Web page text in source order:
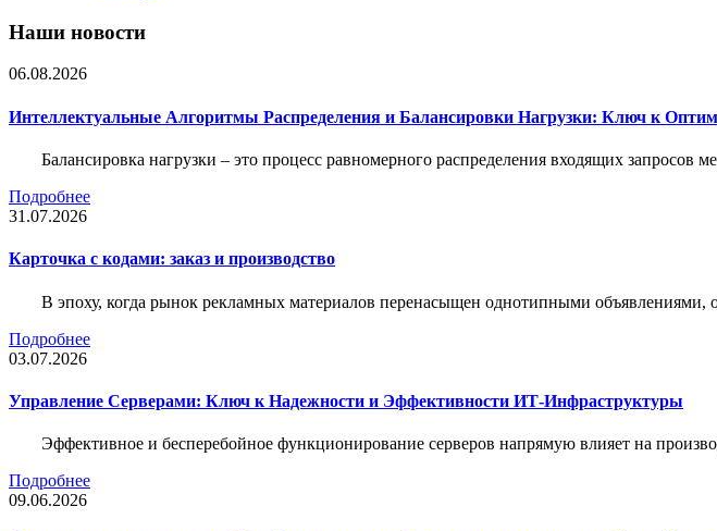
Наши новости
06.08.2026
Интеллектуальные Алгоритмы Распределения и Балансировки Нагрузки: Ключ к
Балансировка нагрузки – это процесс равномерного распределения входящих запросов
Подробнее
31.07.2026
Карточка c кодами: заказ и производство
В эпоху, когда рынок рекламных материалов перенасыщен однотипными
Подробнее
03.07.2026
Управление Серверами: Ключ к Надежности и Эффективности ИТ-Инфраструктуры
Эффективное и бесперебойное функционирование серверов напрямую влияет на
Подробнее
09.06.2026